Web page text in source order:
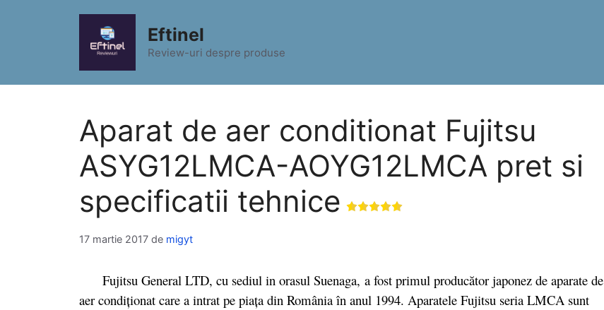
Eftinel
Review-uri despre produse
Aparat de aer conditionat Fujitsu
ASYG12LMCA-AOYG12LMCA pret si
specificatii tehnice
17 martie 2017 de migyt
Fujitsu General LTD, cu sediul in orasul Suenaga, a fost primul producător japonez de aparate de
aer condiţionat care a intrat pe piaţa din România în anul 1994. Aparatele Fujitsu seria LMCA sunt